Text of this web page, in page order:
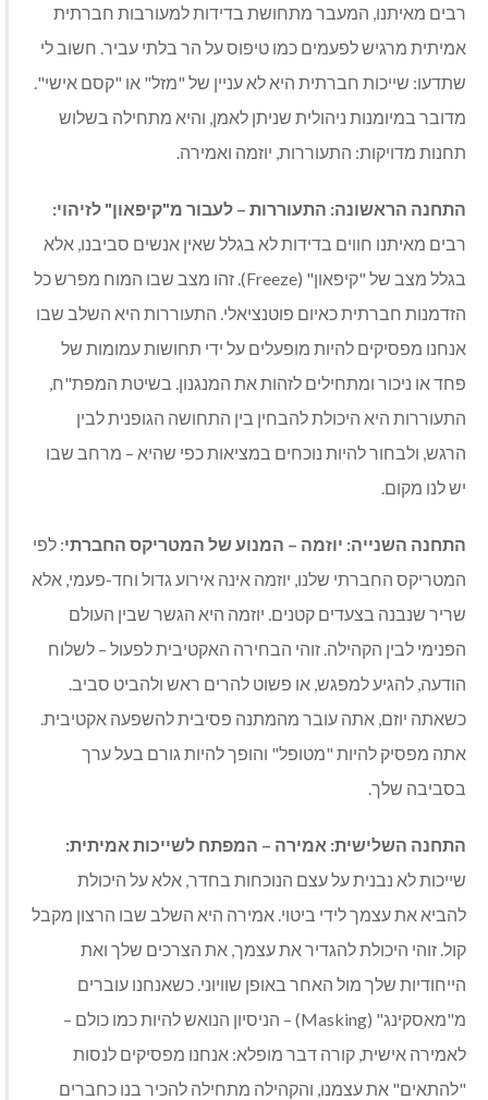
רבים מאיתנו, המעבר מתחושת בדידות למעורבות חברתית
אמיתית מרגיש לפעמים כמו טיפוס על הר בלתי עביר. חשוב לי
שתדעו: שייכות חברתית היא לא עניין של "מזל" או "קסם אישי".
מדובר במיומנות ניהולית שניתן לאמן, והיא מתחילה בשלוש
תחנות מדויקות: התעוררות, יוזמה ואמירה.
התחנה הראשונה: התעוררות – לעבור מ"קיפאון" לזיהוי:
רבים מאיתנו חווים בדידות לא בגלל שאין אנשים סביבנו, אלא
בגלל מצב של "קיפאון" (Freeze). זהו מצב שבו המוח מפרש כל
הזדמנות חברתית כאיום פוטנציאלי. התעוררות היא השלב שבו
אנחנו מפסיקים להיות מופעלים על ידי תחושות עמומות של
פחד או ניכור ומתחילים לזהות את המנגנון. בשיטת המפת"ח,
התעוררות היא היכולת להבחין בין התחושה הגופנית לבין
הרגש, ולבחור להיות נוכחים במציאות כפי שהיא – מרחב שבו
יש לנו מקום.
התחנה השנייה: יוזמה – המנוע של המטריקס החברתי: לפי
המטריקס החברתי שלנו, יוזמה אינה אירוע גדול וחד-פעמי, אלא
שריר שנבנה בצעדים קטנים. יוזמה היא הגשר שבין העולם
הפנימי לבין הקהילה. זוהי הבחירה האקטיבית לפעול – לשלוח
הודעה, להגיע למפגש, או פשוט להרים ראש ולהביט סביב.
כשאתה יוזם, אתה עובר מהמתנה פסיבית להשפעה אקטיבית.
אתה מפסיק להיות "מטופל" והופך להיות גורם בעל ערך
בסביבה שלך.
התחנה השלישית: אמירה – המפתח לשייכות אמיתית:
שייכות לא נבנית על עצם הנוכחות בחדר, אלא על היכולת
להביא את עצמך לידי ביטוי. אמירה היא השלב שבו הרצון מקבל
קול. זוהי היכולת להגדיר את עצמך, את הצרכים שלך ואת
הייחודיות שלך מול האחר באופן שוויוני. כשאנחנו עוברים
מ"מאסקינג" (Masking) – הניסיון הנואש להיות כמו כולם –
לאמירה אישית, קורה דבר מופלא: אנחנו מפסיקים לנסות
"להתאים" את עצמנו, והקהילה מתחילה להכיר בנו כחברים